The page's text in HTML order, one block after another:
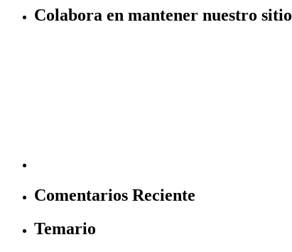
Colabora en mantener nuestro sitio
Comentarios Reciente
Temario